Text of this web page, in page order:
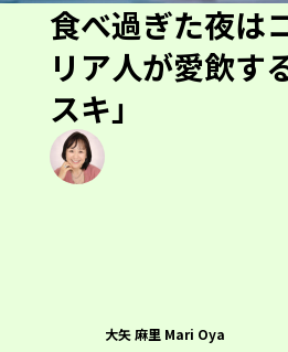
食べ過ぎた夜は
リア人が愛飲す
スキ」
大矢 麻里 Mari Oya